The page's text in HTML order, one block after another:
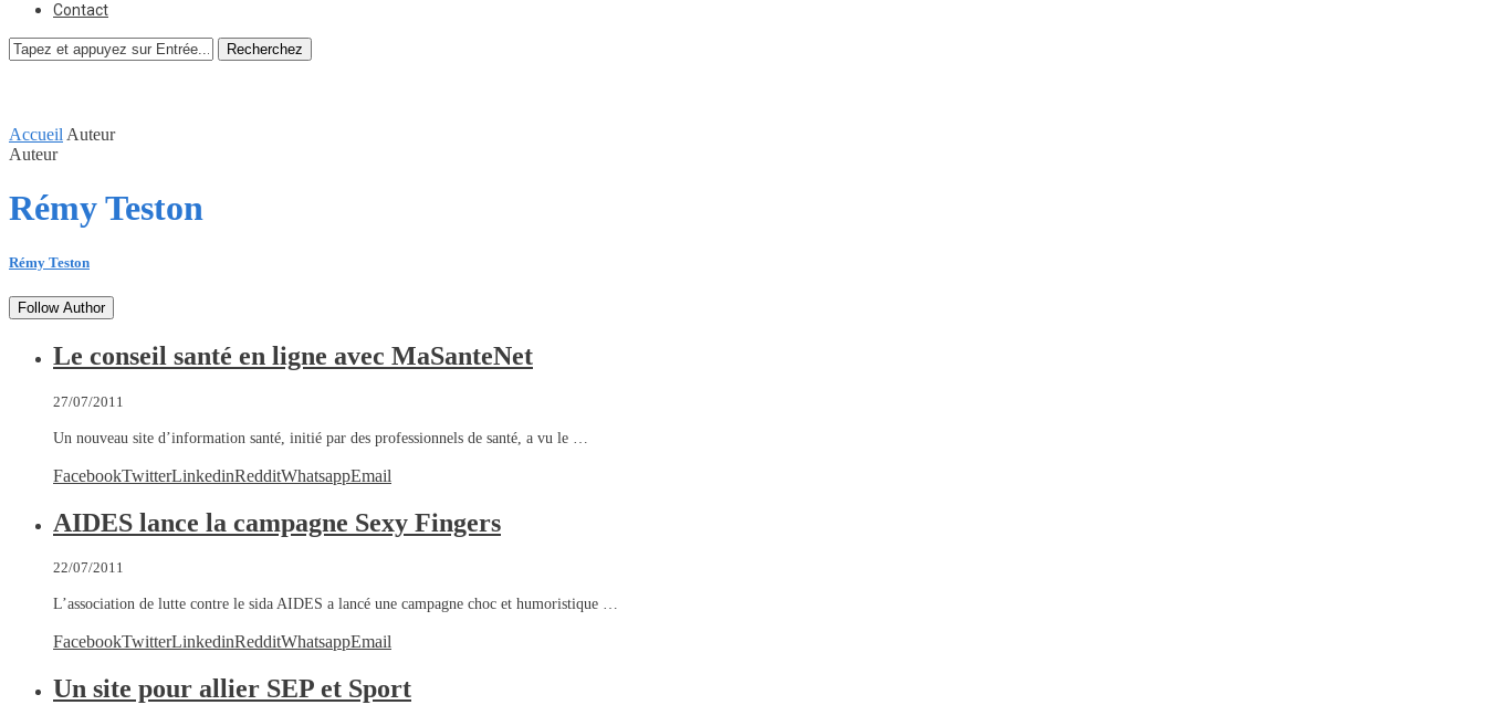
Contact
Recherchez
Accueil Auteur
Auteur
Rémy Teston
Rémy Teston
Follow Author
Le conseil santé en ligne avec MaSanteNet
27/07/2011
Un nouveau site d’information santé, initié par des professionnels de santé, a vu le …
FacebookTwitterLinkedinRedditWhatsappEmail
AIDES lance la campagne Sexy Fingers
22/07/2011
L’association de lutte contre le sida AIDES a lancé une campagne choc et humoristique …
FacebookTwitterLinkedinRedditWhatsappEmail
Un site pour allier SEP et Sport